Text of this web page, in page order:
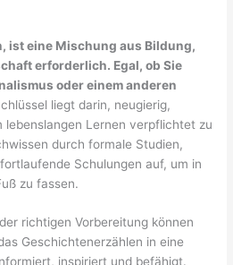
ist eine Mischung aus Bildung,
erforderlich. Egal, ob Sie
oder einem anderen
liegt darin, neugierig,
lebenslangen Lernen verpflichtet zu
durch formale Studien,
Schulungen auf, um in
zu fassen.
richtigen Vorbereitung können
Geschichtenerzählen in eine
inspiriert und befähigt.